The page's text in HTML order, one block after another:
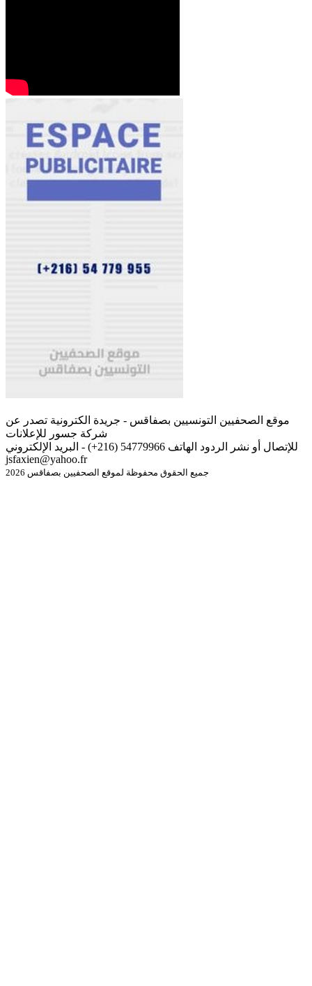
موقع الصحفيين التونسيين بصفاقس - جريدة الكترونية تصدر عن
شركة جسور للإعلانات
للإتصال أو نشر الردود الهاتف 54779966 (216+) - البريد الإلكتروني
jsfaxien@yahoo.fr
جميع الحقوق محفوظة لموقع الصحفيين بصفاقس 2026